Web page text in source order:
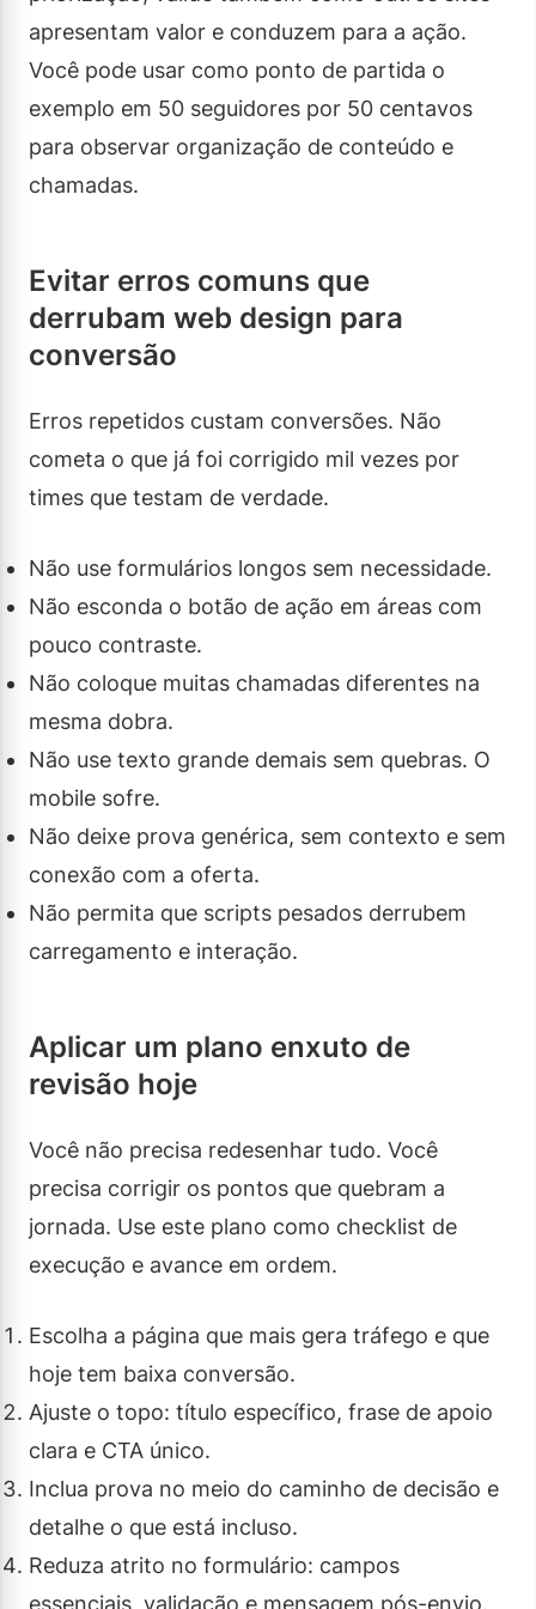
apresentam valor e conduzem para a ação.
Você pode usar como ponto de partida o
exemplo em 50 seguidores por 50 centavos
para observar organização de conteúdo e
chamadas.
Evitar erros comuns que
derrubam web design para
conversão
Erros repetidos custam conversões. Não
cometa o que já foi corrigido mil vezes por
times que testam de verdade.
Não use formulários longos sem necessidade.
Não esconda o botão de ação em áreas com
pouco contraste.
Não coloque muitas chamadas diferentes na
mesma dobra.
Não use texto grande demais sem quebras. O
mobile sofre.
Não deixe prova genérica, sem contexto e sem
conexão com a oferta.
Não permita que scripts pesados derrubem
carregamento e interação.
Aplicar um plano enxuto de
revisão hoje
Você não precisa redesenhar tudo. Você
precisa corrigir os pontos que quebram a
jornada. Use este plano como checklist de
execução e avance em ordem.
Escolha a página que mais gera tráfego e que
hoje tem baixa conversão.
Ajuste o topo: título específico, frase de apoio
clara e CTA único.
Inclua prova no meio do caminho de decisão e
detalhe o que está incluso.
Reduza atrito no formulário: campos
essenciais, validação e mensagem pós-envio.